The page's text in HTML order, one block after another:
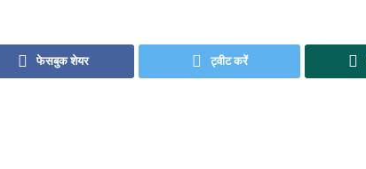
फेसबुक शेयर ट्वीट करें